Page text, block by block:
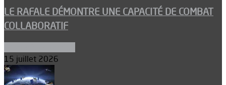
LE RAFALE DÉMONTRE UNE CAPACITÉ DE COMBAT
COLLABORATIF
15 juillet 2026